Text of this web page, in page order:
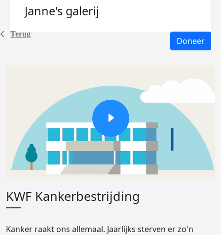
Terug
Janne's galerij
Doneer
KWF Kankerbestrijding
Kanker raakt ons allemaal. Jaarlijks sterven er zo'n